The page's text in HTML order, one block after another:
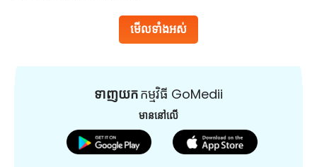
មើលទាំងអស់
ទាញយកកម្មវិធី GoMedii
មាននៅលើ